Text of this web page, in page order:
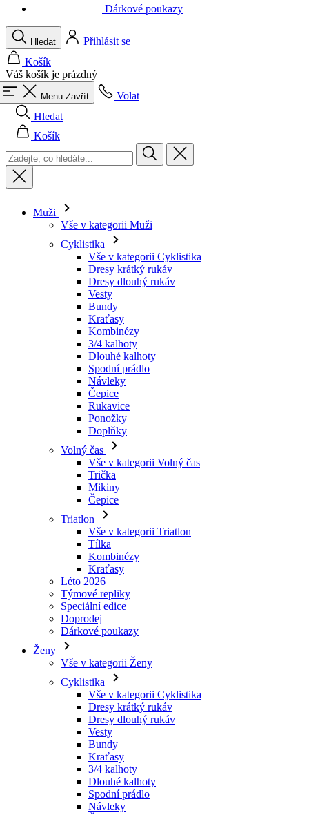
Váš košík je prázdný
Menu Zavřít
Volat
Hledat
Košík
Muži
Vše v kategorii Muži
Dresy dlouhý rukáv
Vesty
Bundy
Kraťasy
Kombinézy
3/4 kalhoty
Dlouhé kalhoty
Spodní prádlo
Návleky
Čepice
Rukavice
Ponožky
Doplňky
Volný čas
Vše v kategorii Volný čas
Trička
Mikiny
Čepice
Triatlon
Vše v kategorii Triatlon
Tílka
Kombinézy
Kraťasy
Léto 2026
Týmové repliky
Speciální edice
Doprodej
Dárkové poukazy
Ženy
Vše v kategorii Ženy
Cyklistika
Vše v kategorii Cyklistika
Dresy dlouhý rukáv
Vesty
Bundy
Kraťasy
3/4 kalhoty
Dlouhé kalhoty
Spodní prádlo
Návleky
Čepice
Rukavice
Ponožky
Doplňky